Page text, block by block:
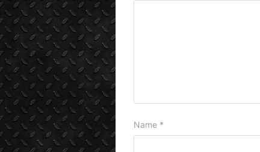
Name *